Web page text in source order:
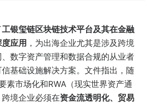
工银玺链区块链技术平台及其在金融
应用 ，为出海企业尤其是涉及跨境
数字资产管理和数据合规的从业者
基础设施解决方案。文件指出，随
素市场化和RWA（现实世界资产通
境企业必须在资金流透明化、贸易